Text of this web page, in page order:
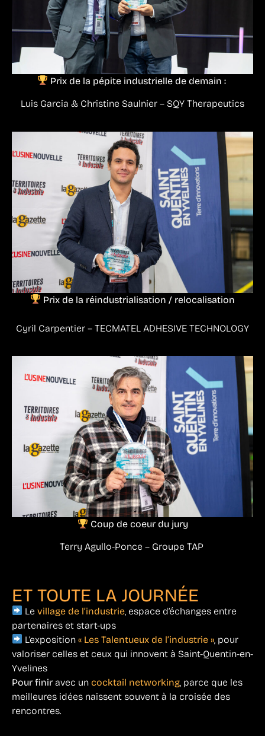
Prix de la pépite industrielle de demain :
Luis Garcia & Christine Saulnier – SQY Therapeutics
Prix de la réindustrialisation / relocalisation
Cyril Carpentier – TECMATEL ADHESIVE TECHNOLOGY
Coup de coeur du jury
Terry Agullo-Ponce – Groupe TAP
ET TOUTE LA JOURNÉE
Levillage de l’industrie , espace d’échanges entre
partenaires et start-ups
L’exposition« Les Talentueux de l’industrie » , pour
valoriser celles et ceux qui innovent à Saint-Quentin-en-
Yvelines
Pour finir avec un cocktail networking , parce que les
meilleures idées naissent souvent à la croisée des
rencontres.